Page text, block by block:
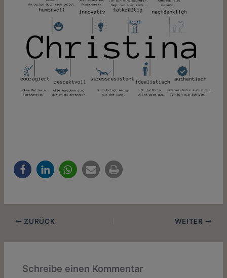
ZURÜCK WEITER
Schreibe einen Kommentar